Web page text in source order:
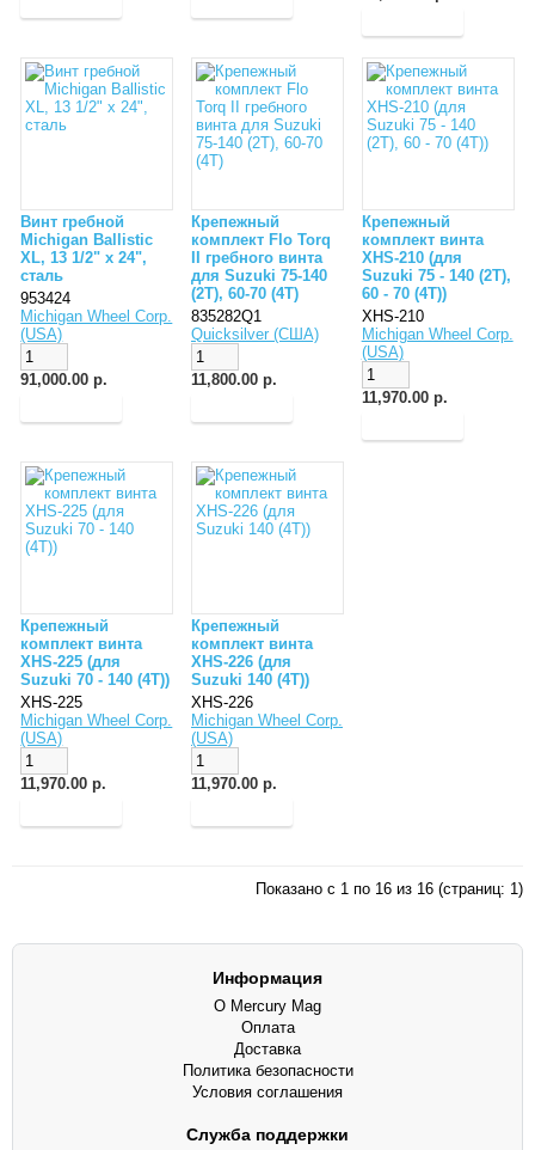
Винт гребной
Michigan Ballistic
XL, 13 1/2" x 24",
сталь
953424
Michigan Wheel Corp.
(USA)
91,000.00 р.
Крепежный
комплект Flo Torq
II гребного винта
для Suzuki 75-140
(2T), 60-70 (4T)
835282Q1
Quicksilver (США)
11,800.00 р.
Крепежный
комплект винта
XHS-210 (для
Suzuki 75 - 140 (2T),
60 - 70 (4T))
XHS-210
Michigan Wheel Corp.
(USA)
11,970.00 р.
Крепежный
комплект винта
XHS-225 (для
Suzuki 70 - 140 (4T))
XHS-225
Michigan Wheel Corp.
(USA)
11,970.00 р.
Крепежный
комплект винта
XHS-226 (для
Suzuki 140 (4T))
XHS-226
Michigan Wheel Corp.
(USA)
11,970.00 р.
Показано с 1 по 16 из 16 (страниц: 1)
Информация
О Mercury Mag
Оплата
Доставка
Политика безопасности
Условия соглашения
Служба поддержки